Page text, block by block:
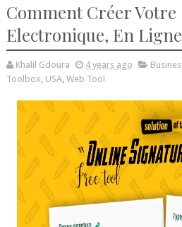
Comment Créer
Electronique, En
Khalil Gdoura 4 years ago
Toolbox, USA, Web Tool